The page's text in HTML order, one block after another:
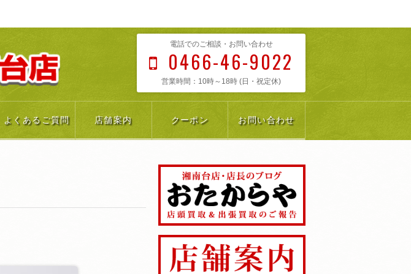
電話でのご相談・お問い合わせ
0466-46-9022
営業時間：10時～18時 (日・祝定休)
よくあるご質問 店舗案内 クーポン お問い合わせ